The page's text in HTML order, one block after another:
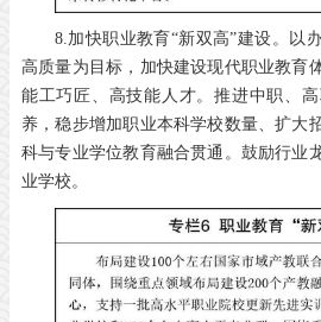
8.加快职业教育“新双高”建设。以
高质量为目标，加快建设现代职业教育
能工巧匠、高技能人才。推进中职、
养，稳步增加职业本科学校数量、扩大
科与专业学位教育融合贯通。鼓励行业
业学校。